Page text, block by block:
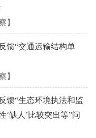
】
馈“交通运输结构单
】
馈“生态环境执法和监
缺人’比较突出等”问